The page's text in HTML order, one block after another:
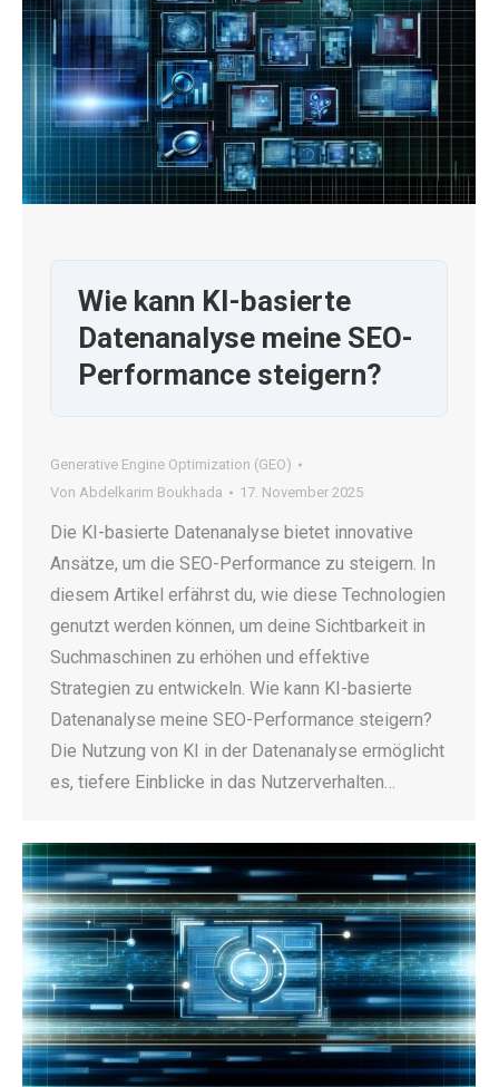
Wie kann KI-basierte
Datenanalyse meine SEO-
Performance steigern?
Generative Engine Optimization (GEO)
Von Abdelkarim Boukhada 17. November 2025
Die KI-basierte Datenanalyse bietet innovative
Ansätze, um die SEO-Performance zu steigern. In
diesem Artikel erfährst du, wie diese Technologien
genutzt werden können, um deine Sichtbarkeit in
Suchmaschinen zu erhöhen und effektive
Strategien zu entwickeln. Wie kann KI-basierte
Datenanalyse meine SEO-Performance steigern?
Die Nutzung von KI in der Datenanalyse ermöglicht
es, tiefere Einblicke in das Nutzerverhalten…